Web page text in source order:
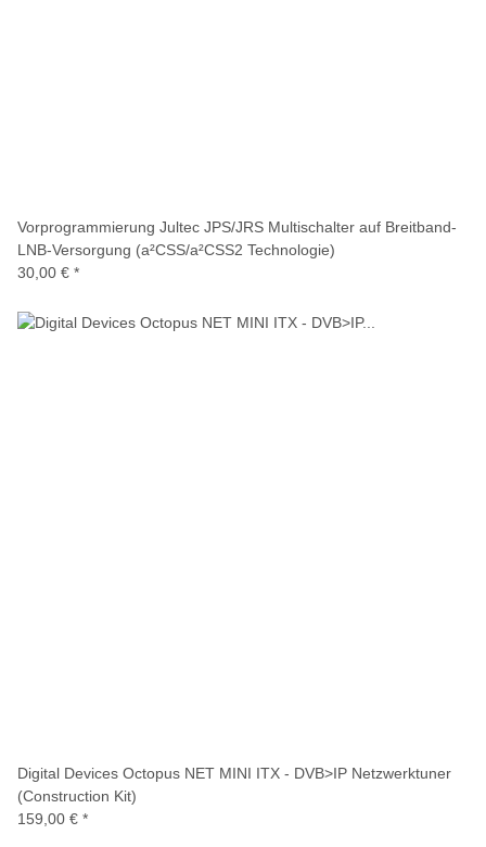
Vorprogrammierung Jultec JPS/JRS Multischalter auf Breitband-
LNB-Versorgung (a²CSS/a²CSS2 Technologie)
30,00 € *
Digital Devices Octopus NET MINI ITX - DVB>IP Netzwerktuner
(Construction Kit)
159,00 € *